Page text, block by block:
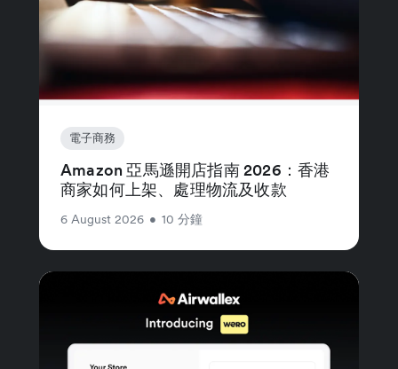
電子商務
Amazon 亞馬遜開店指南 2026：香港
商家如何上架、處理物流及收款
6 August 2026 • 10 分鐘